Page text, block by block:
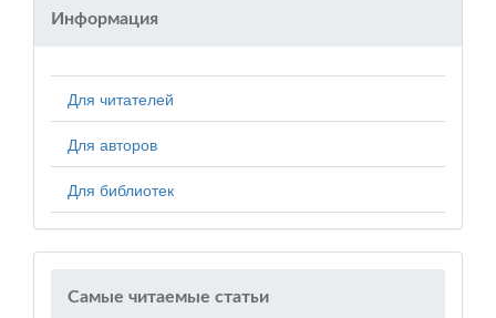
Информация
Для читателей
Для авторов
Для библиотек
Самые читаемые статьи